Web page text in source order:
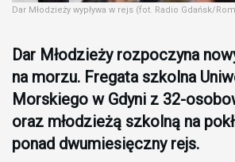
Dar Młodzieży wypływa w rejs (fot. Radio Gdańsk/
Dar Młodzieży rozpoczyna
na morzu. Fregata szkolna
Morskiego w Gdyni z 32-
oraz młodzieżą szkolną na
ponad dwumiesięczny rejs.